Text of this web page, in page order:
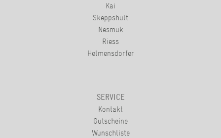
Kai
Skeppshult
Nesmuk
Riess
Helmensdorfer
SERVICE
Kontakt
Gutscheine
Wunschliste